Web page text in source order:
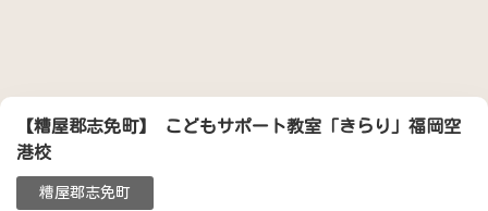
【糟屋郡志免町】 こどもサポート教室「きらり」福岡空
港校
糟屋郡志免町